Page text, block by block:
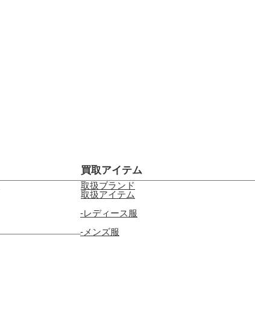
買取アイテム
取扱ブランド
取扱アイテム
レディース服
メンズ服